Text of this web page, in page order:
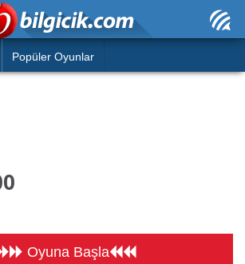
Ana Sayfa
Hızlı Okuma Testi
Popüler Oyunlar
Oyuna Başla